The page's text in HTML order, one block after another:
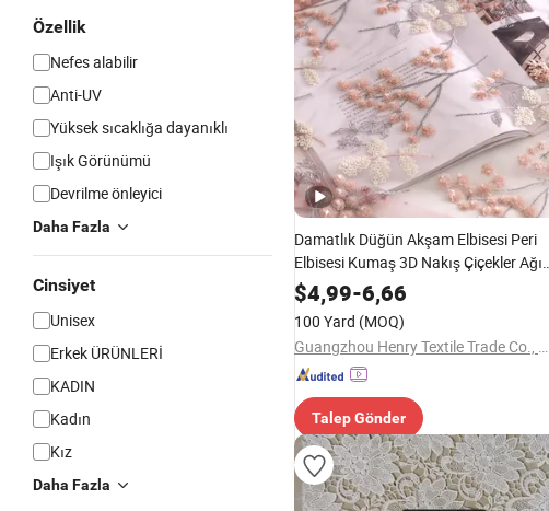
Özellik
Nefes alabilir
Anti-UV
Yüksek sıcaklığa dayanıklı
Işık Görünümü
Devrilme önleyici
Daha Fazla
Cinsiyet
Unisex
Erkek ÜRÜNLERİ
KADIN
Kadın
Kız
Daha Fazla
Damatlık Düğün Akşam Elbisesi Peri
Elbisesi Kumaş 3D Nakış Çiçekler Ağı
Mesh Sıralı Dantel Kumaş
$4,99-6,66
100 Yard (MOQ)
Guangzhou Henry Textile Trade Co., Ltd.
Talep Gönder